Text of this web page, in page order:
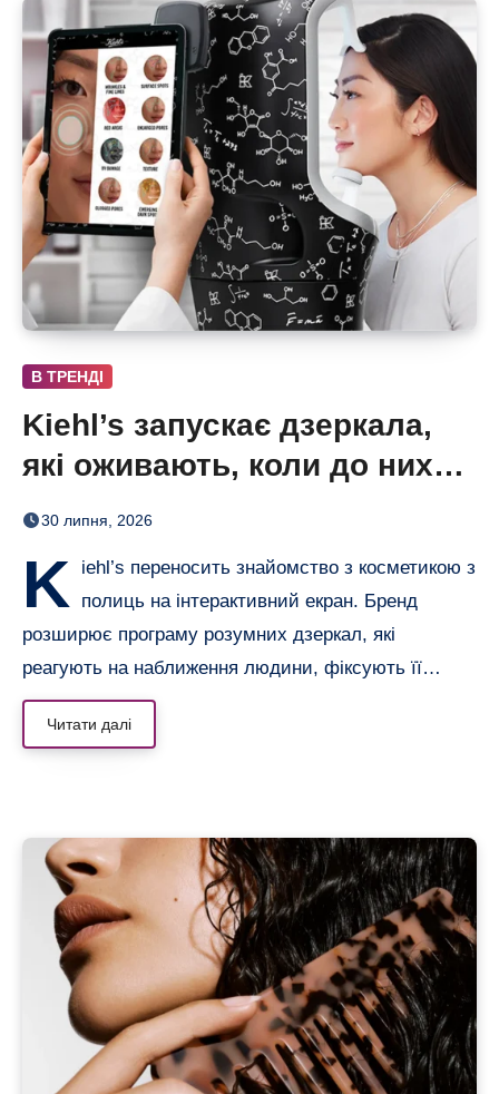
В ТРЕНДІ
Kiehl’s запускає дзеркала,
які оживають, коли до них
підходиш
30 липня, 2026
K
iehl’s переносить знайомство з косметикою з
полиць на інтерактивний екран. Бренд
розширює програму розумних дзеркал, які
реагують на наближення людини, фіксують її…
Читати далі